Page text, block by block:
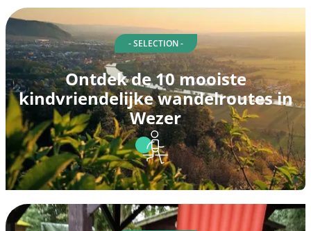
- SELECTION -
Ontdek de 10 mooiste
kindvriendelijke wandelroutes in
Wezer